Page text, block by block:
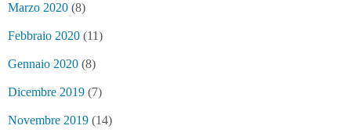
Marzo 2020 (8)
Febbraio 2020 (11)
Gennaio 2020 (8)
Dicembre 2019 (7)
Novembre 2019 (14)